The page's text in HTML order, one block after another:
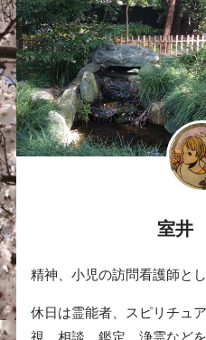
室井
精神、小児の訪問看護師とし
休日は霊能者、スピリチュ